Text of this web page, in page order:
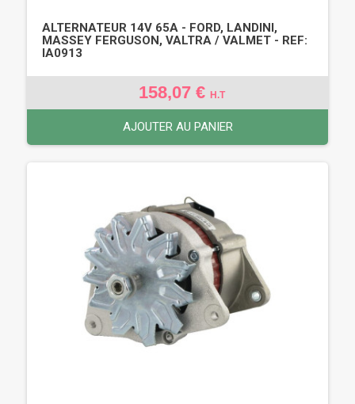
ALTERNATEUR 14V 65A - FORD, LANDINI,
MASSEY FERGUSON, VALTRA / VALMET - REF:
IA0913
158,07 € H.T
AJOUTER AU PANIER